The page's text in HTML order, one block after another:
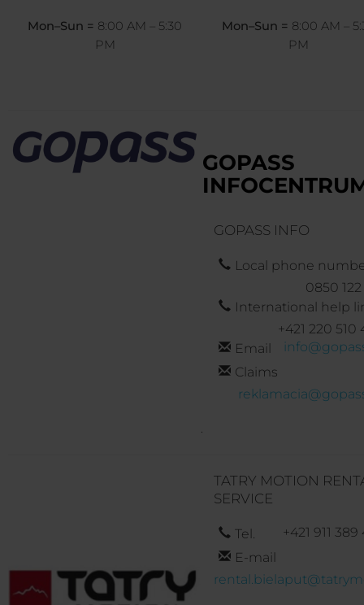
Mon–Sun = 8:00 AM – 5:30
PM
Mon–Sun = 8:00 AM –
PM
GOPASS
GOPASS INFO
Local phone
0850 122
International help
+421 220 510
Email
Claims
.
TATRY MOTION
SERVICE
Tel.
+421 911 389
E-mail